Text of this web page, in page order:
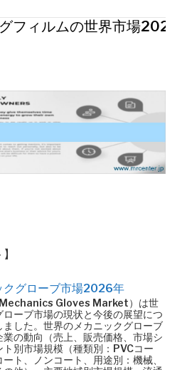
フィルムの世界市場2026
クグローブ市場2026年
Gloves Market）は世
ーブ市場の現状と今後の展望につ
ました。世界のメカニックグローブ
の動向（売上、販売価格、市場シ
ト別市場規模（種類別：PVCコー
ート、ノンコート、用途別：機械、